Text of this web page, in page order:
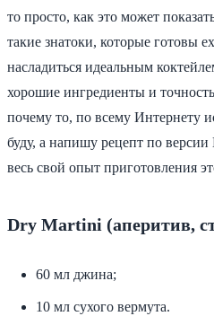
то просто, как это может
такие знатоки, которые готовы
насладиться идеальным
хорошие ингредиенты и
почему то, по всему Интернету
буду, а напишу рецепт по
весь свой опыт приготовления
Dry Martini (аперитив,
60 мл джина;
10 мл сухого вермута.